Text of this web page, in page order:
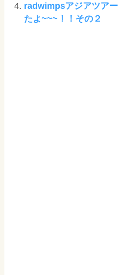
radwimpsアジアツア
たよ~~~！！その２